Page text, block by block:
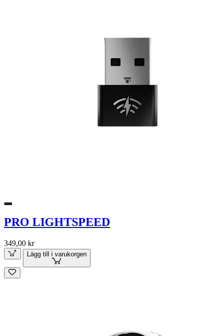
PRO LIGHTSPEED
349,00 kr
Lägg till i varukorgen